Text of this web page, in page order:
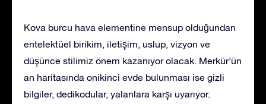
Kova burcu hava elementine mensup olduğundan
entelektüel birikim, iletişim, uslup, vizyon ve
düşünce stilimiz önem kazanıyor olacak. Merkür’ün
an haritasında onikinci evde bulunması ise gizli
bilgiler, dedikodular, yalanlara karşı uyarıyor.